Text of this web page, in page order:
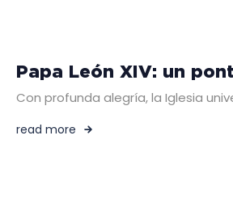
Papa León XIV: un
Con profunda alegría, la Iglesia
read more